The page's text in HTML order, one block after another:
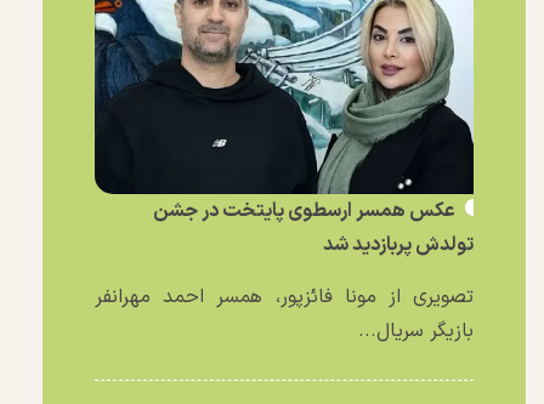
عکس همسر ارسطوی پایتخت در جشن
تولدش پربازدید شد
تصویری از مونا فائزپور، همسر احمد مهرانفر
بازیگر سریال...